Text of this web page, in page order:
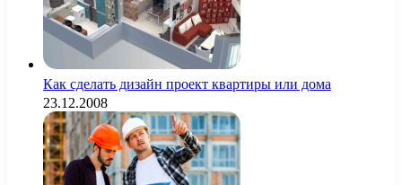
Как сделать дизайн проект квартиры или дома
23.12.2008